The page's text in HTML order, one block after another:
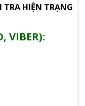
HIỆN TRẠNG
VIBER):